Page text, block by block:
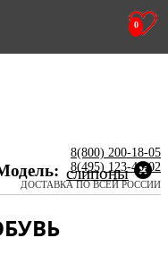
0
8(800) 200-18-05
8(495) 123-46-02
ДОСТАВКА ПО ВСЕЙ РОССИИ
слипоны